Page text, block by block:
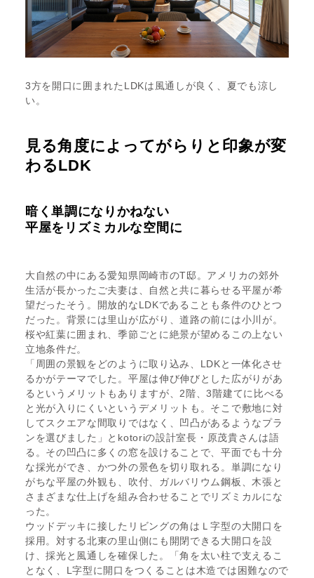
3方を開口に囲まれたLDKは風通しが良く、夏でも涼し
い。
見る角度によってがらりと印象が変
わるLDK
暗く単調になりかねない
平屋をリズミカルな空間に
大自然の中にある愛知県岡崎市のT邸。アメリカの郊外
生活が長かったご夫妻は、自然と共に暮らせる平屋が希
望だったそう。開放的なLDKであることも条件のひとつ
だった。背景には里山が広がり、道路の前には小川が。
桜や紅葉に囲まれ、季節ごとに絶景が望めるこの上ない
立地条件だ。
「周囲の景観をどのように取り込み、LDKと一体化させ
るかがテーマでした。平屋は伸び伸びとした広がりがあ
るというメリットもありますが、2階、3階建てに比べる
と光が入りにくいというデメリットも。そこで敷地に対
してスクエアな間取りではなく、凹凸があるようなプラ
ンを選びました」とkotoriの設計室長・原茂貴さんは語
る。その凹凸に多くの窓を設けることで、平面でも十分
な採光ができ、かつ外の景色を切り取れる。単調になり
がちな平屋の外観も、吹付、ガルバリウム鋼板、木張と
さまざまな仕上げを組み合わせることでリズミカルにな
った。
ウッドデッキに接したリビングの角はＬ字型の大開口を
採用。対する北東の里山側にも開閉できる大開口を設
け、採光と風通しを確保した。「角を太い柱で支えるこ
となく、L字型に開口をつくることは木造では困難なので